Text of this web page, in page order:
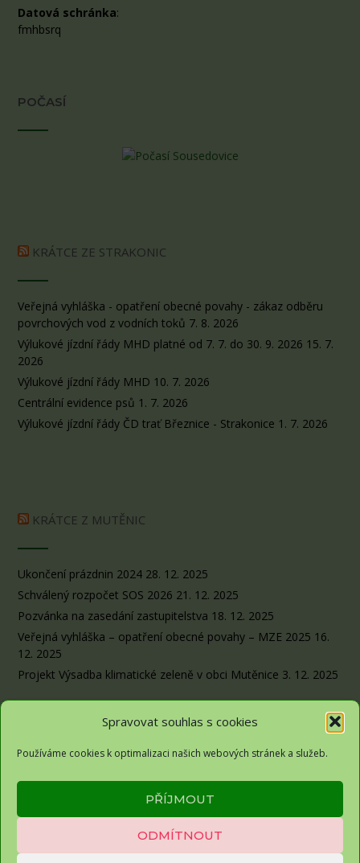
Spravovat souhlas s cookies
Používáme cookies k optimalizaci našich webových stránek a služeb.
PŘÍJMOUT
ODMÍTNOUT
Datová schránka:
fmhbsrq
POČASÍ
KRÁTCE ZE STRAKONIC
Veřejná vyhláška - opatření obecné povahy - zákaz odběru
povrchových vod z vodních toků 7. 8. 2026
Výlukové jízdní řády MHD platné od 7. 7. do 30. 9. 2026 15. 7.
2026
Výlukové jízdní řády MHD 10. 7. 2026
Centrální evidence psů 1. 7. 2026
Výlukové jízdní řády ČD trať Březnice - Strakonice 1. 7. 2026
KRÁTCE Z MUTĚNIC
Ukončení prázdnin 2024 28. 12. 2025
Schválený rozpočet SOS 2026 21. 12. 2025
Pozvánka na zasedání zastupitelstva 18. 12. 2025
Veřejná vyhláška – opatření obecné povahy – MZE 2025 16.
12. 2025
Projekt Výsadba klimatické zeleně v obci Mutěnice 3. 12. 2025
Obec Sousedovice© 2026